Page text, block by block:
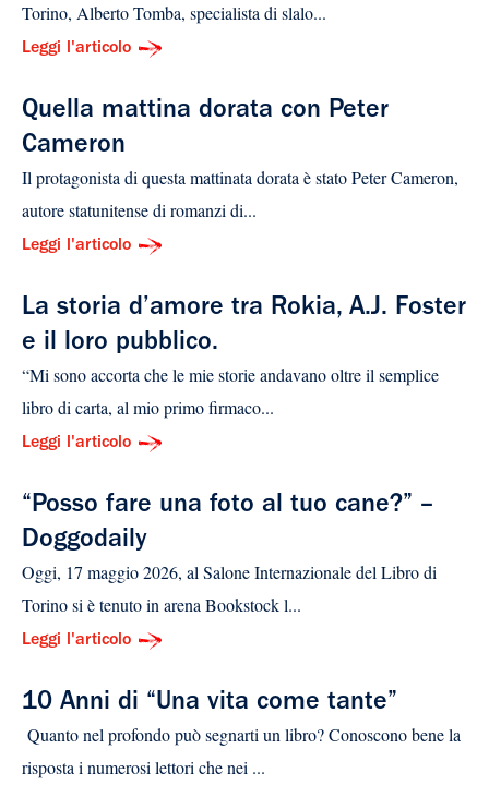
Torino, Alberto Tomba, specialista di slalo...
Leggi l'articolo
Quella mattina dorata con Peter
Cameron
Il protagonista di questa mattinata dorata è stato Peter Cameron,
autore statunitense di romanzi di...
Leggi l'articolo
La storia d’amore tra Rokia, A.J. Foster
e il loro pubblico.
“Mi sono accorta che le mie storie andavano oltre il semplice
libro di carta, al mio primo firmaco...
Leggi l'articolo
“Posso fare una foto al tuo cane?” –
Doggodaily
Oggi, 17 maggio 2026, al Salone Internazionale del Libro di
Torino si è tenuto in arena Bookstock l...
Leggi l'articolo
10 Anni di “Una vita come tante”
Quanto nel profondo può segnarti un libro? Conoscono bene la
risposta i numerosi lettori che nei ...